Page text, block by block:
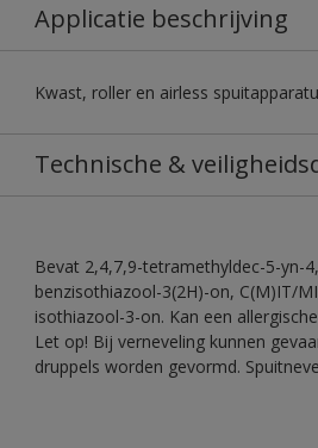
Applicatie beschrijving
Kwast, roller en airless
Technische &
Bevat 2,4,7,9-tetramethyldec-5-yn-
benzisothiazool-3(2H)-on, C(M)IT/
isothiazool-3-on. Kan een
Let op! Bij verneveling kunnen
druppels worden gevormd.